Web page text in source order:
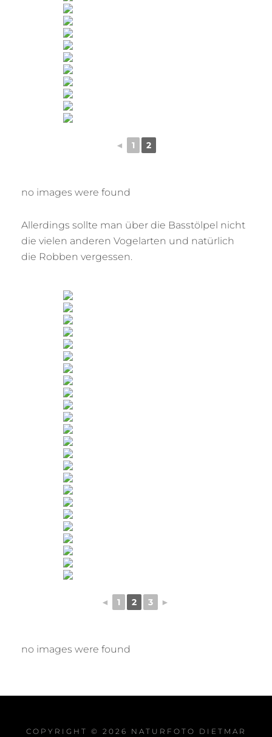
◄ 1 2
no images were found
Allerdings sollte man über die Basstölpel nicht
die vielen anderen Vogelarten und natürlich
die Robben vergessen.
◄ 1 2 3 ►
no images were found
COPYRIGHT © 2026 NATURFOTO DIETMAR